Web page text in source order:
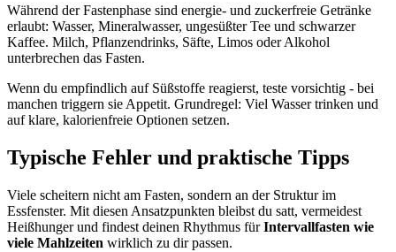
Während der Fastenphase sind energie- und zuckerfreie Getränke
erlaubt: Wasser, Mineralwasser, ungesüßter Tee und schwarzer
Kaffee. Milch, Pflanzendrinks, Säfte, Limos oder Alkohol
unterbrechen das Fasten.
Wenn du empfindlich auf Süßstoffe reagierst, teste vorsichtig - bei
manchen triggern sie Appetit. Grundregel: Viel Wasser trinken und
auf klare, kalorienfreie Optionen setzen.
Typische Fehler und praktische Tipps
Viele scheitern nicht am Fasten, sondern an der Struktur im
Essfenster. Mit diesen Ansatzpunkten bleibst du satt, vermeidest
Heißhunger und findest deinen Rhythmus fürIntervallfasten wie
viele Mahlzeiten wirklich zu dir passen.